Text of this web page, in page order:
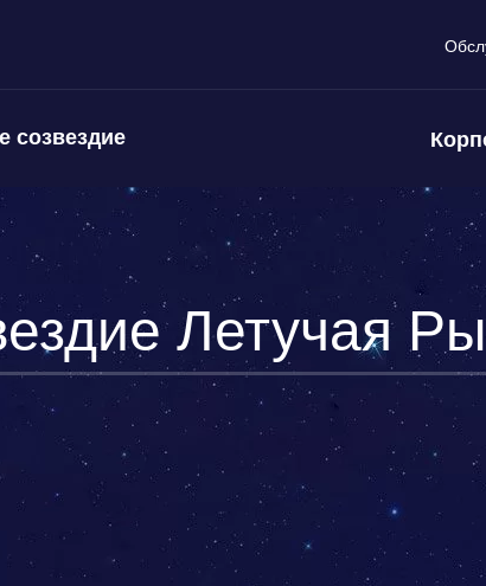
созвездие
Летучая